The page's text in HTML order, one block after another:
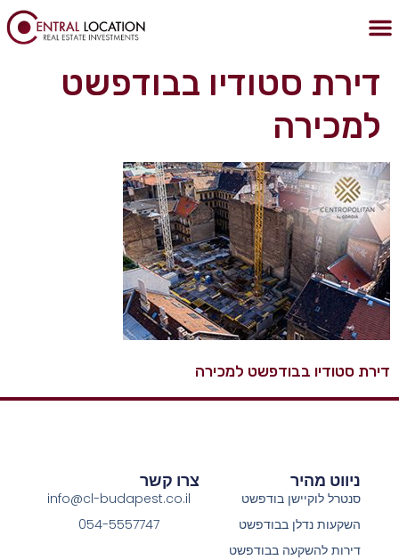
דירת סטודיו בבודפשט
למכירה
דירת סטודיו בבודפשט למכירה
ניווט מהיר
סנטרל לוקיישן בודפשט
השקעות נדלן בבודפשט
דירות להשקעה בבודפשט
צרו קשר
info@cl-budapest.co.il
054-5557747